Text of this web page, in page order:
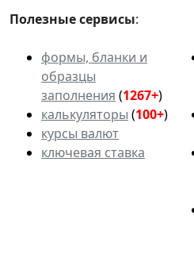
Полезные сервисы:
формы, бланки и
образцы
заполнения (1267+)
калькуляторы (100+)
курсы валют
ключевая ставка